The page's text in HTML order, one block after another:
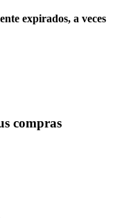
expirados, a veces
compras